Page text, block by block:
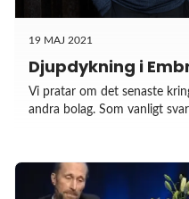
19 MAJ 2021
Djupdykning i
Vi pratar om det senaste
andra bolag. Som vanligt